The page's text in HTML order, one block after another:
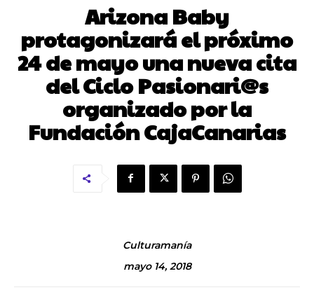
Arizona Baby
protagonizará el próximo
24 de mayo una nueva cita
del Ciclo Pasionari@s
organizado por la
Fundación CajaCanarias
Culturamanía
mayo 14, 2018